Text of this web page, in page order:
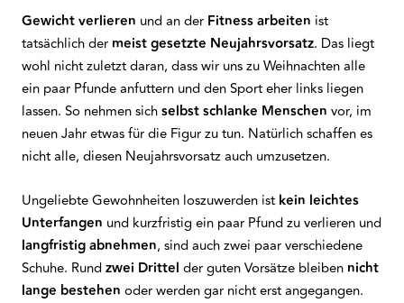
Gewicht verlieren und an der Fitness arbeiten ist
tatsächlich der meist gesetzte Neujahrsvorsatz. Das liegt
wohl nicht zuletzt daran, dass wir uns zu Weihnachten alle
ein paar Pfunde anfuttern und den Sport eher links liegen
lassen. So nehmen sichselbst schlanke Menschen vor, im
neuen Jahr etwas für die Figur zu tun. Natürlich schaffen es
nicht alle, diesen Neujahrsvorsatz auch umzusetzen.
Ungeliebte Gewohnheiten loszuwerden ist kein leichtes
Unterfangen und kurzfristig ein paar Pfund zu verlieren und
langfristig abnehmen, sind auch zwei paar verschiedene
Schuhe. Rundzwei Drittel der guten Vorsätze bleiben nicht
lange bestehen oder werden gar nicht erst angegangen.